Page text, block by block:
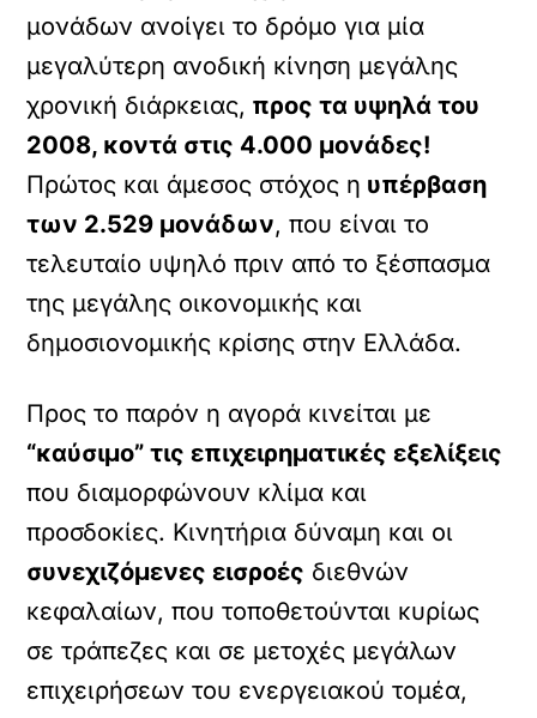
μονάδων ανοίγει το δρόμο για μία
μεγαλύτερη ανοδική κίνηση μεγάλης
χρονική διάρκειας, προς τα υψηλά του
2008, κοντά στις 4.000 μονάδες!
Πρώτος και άμεσος στόχος η υπέρβαση
των 2.529 μονάδων, που είναι το
τελευταίο υψηλό πριν από το ξέσπασμα
της μεγάλης οικονομικής και
δημοσιονομικής κρίσης στην Ελλάδα.
Προς το παρόν η αγορά κινείται με
“καύσιμο” τις επιχειρηματικές εξελίξεις
που διαμορφώνουν κλίμα και
προσδοκίες. Κινητήρια δύναμη και οι
συνεχιζόμενες εισροές διεθνών
κεφαλαίων, που τοποθετούνται κυρίως
σε τράπεζες και σε μετοχές μεγάλων
επιχειρήσεων του ενεργειακού τομέα,